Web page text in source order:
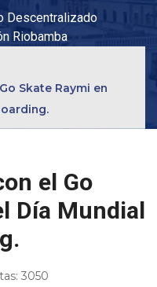
Descentralizado
Riobamba
Skate Raymi en
el Go
Día Mundial
3050